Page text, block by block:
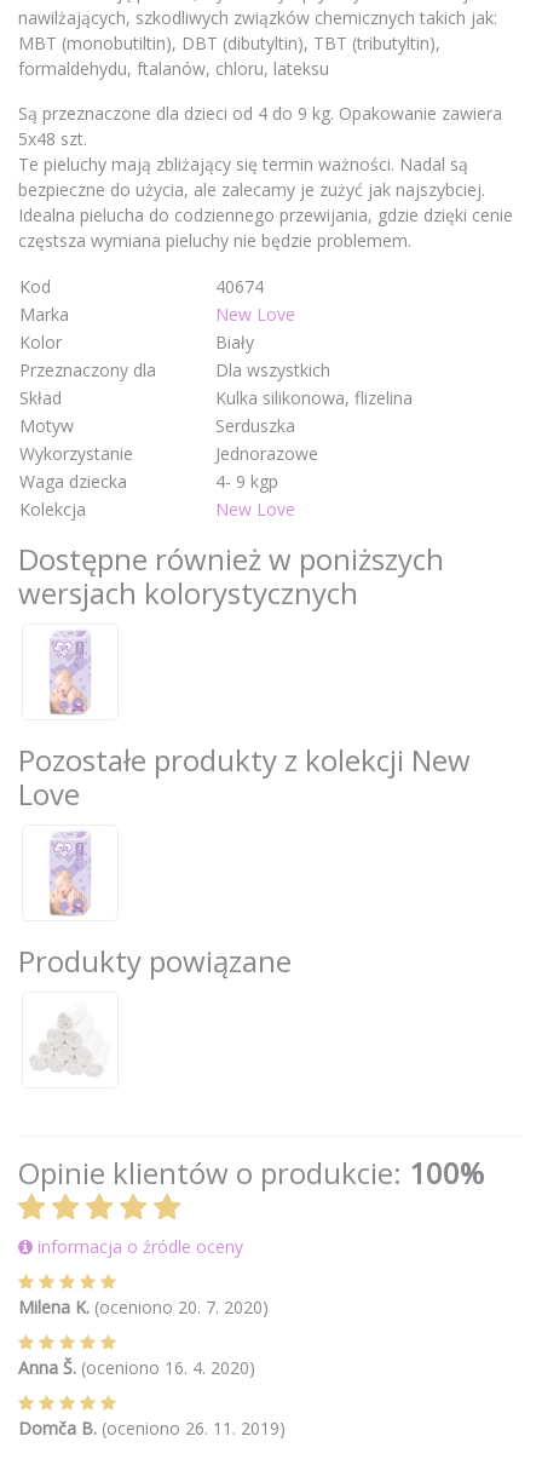
nawilżających, szkodliwych związków chemicznych takich jak:
MBT (monobutiltin), DBT (dibutyltin), TBT (tributyltin),
formaldehydu, ftalanów, chloru, lateksu
Są przeznaczone dla dzieci od 4 do 9 kg. Opakowanie zawiera
5x48 szt.
Te pieluchy mają zbliżający się termin ważności. Nadal są
bezpieczne do użycia, ale zalecamy je zużyć jak najszybciej.
Idealna pielucha do codziennego przewijania, gdzie dzięki cenie
częstsza wymiana pieluchy nie będzie problemem.
Kod
40674
Marka
New Love
Kolor
Biały
Przeznaczony dla
Dla wszystkich
Skład
Kulka silikonowa, flizelina
Motyw
Serduszka
Wykorzystanie
Jednorazowe
Waga dziecka
4- 9 kgp
Kolekcja
New Love
Dostępne również w poniższych
wersjach kolorystycznych
Pozostałe produkty z kolekcji New
Love
Produkty powiązane
Opinie klientów o produkcie: 100%
informacja o źródle oceny
Milena K. (oceniono 20. 7. 2020)
Anna Š. (oceniono 16. 4. 2020)
Domča B. (oceniono 26. 11. 2019)